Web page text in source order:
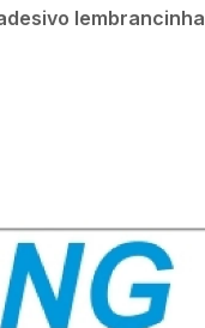
lembrancinha